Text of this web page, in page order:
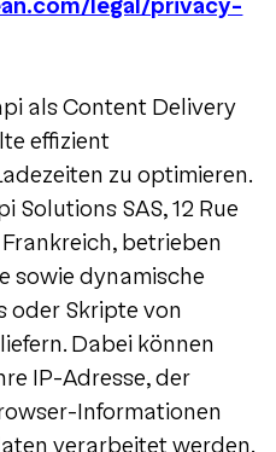
legal/privacy-
als Content Delivery
effizient
zu optimieren.
Solutions SAS, 12 Rue
betrieben
sowie dynamische
oder Skripte von
Dabei können
IP-Adresse, der
Informationen
verarbeitet werden.